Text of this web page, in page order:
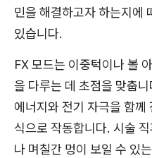
민을 해결하고자 하는지에
있습니다.
FX 모드는 이중턱이나 볼
을 다루는 데 초점을 맞춥
에너지와 전기 자극을 함
식으로 작동합니다. 시술
나 며칠간 멍이 보일 수 있